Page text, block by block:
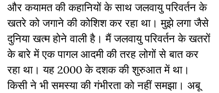
और कयामत की कहानियों के साथ जलवायु परिवर्तन के
खतरे को जगाने की कोशिश कर रहा था। मुझे लगा जैसे
दुनिया खत्म होने वाली है। मैं जलवायु परिवर्तन के खतरों
के बारे में एक पागल आदमी की तरह लोगों से बात कर
रहा था। यह 2000 के दशक की शुरुआत में था।
किसी ने भी समस्या की गंभीरता को नहीं समझा। अबू